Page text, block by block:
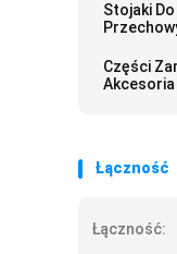
Stojaki Do
Części
Akcesoria
Łączność
Łączność: